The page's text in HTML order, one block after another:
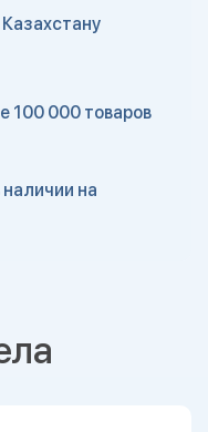
100 000 товаров
на